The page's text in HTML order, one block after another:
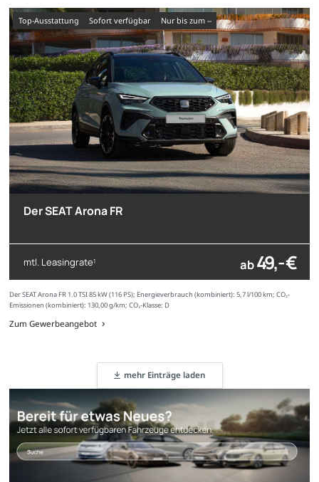
Top-Ausstattung sofort verfügbar nur bis zum --
Der SEAT Arona FR
mtl. Leasingrate1 ab49,- €
Der SEAT Arona FR 1.0 TSI 85 kW (116 PS); Energieverbrauch (kombiniert): 5,7 l/100 km; CO₂-
Emissionen (kombiniert): 130,00 g/km; CO₂-Klasse: D
Zum Gewerbeangebot
mehr Einträge laden